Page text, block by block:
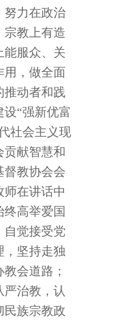
努力在政治
宗教上有造
能服众、关
用，做全面
推动者和践
“强新优富
社会主义现
贡献智慧和
督教协会会
师在讲话中
高举爱国
自觉接受党
，坚持走独
会道路；
严治教，认
民族宗教政